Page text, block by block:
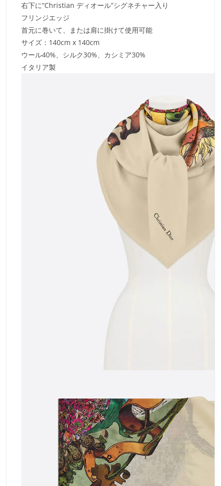
右下に“Christian ディオール”シグネチャー入り
フリンジエッジ
首元に巻いて、または肩に掛けて使用可能
サイズ：140cm x 140cm
ウール40%、シルク30%、カシミア30%
イタリア製